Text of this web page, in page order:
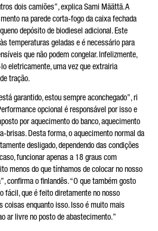
dois camiões”, explica Sami Määttä. A
na parede corta-fogo da caixa fechada
depósito de biodiesel adicional. Este
temperaturas geladas e é necessário para
que não podem congelar. Infelizmente,
eletricamente, uma vez que extrairia
tração.
garantido, estou sempre aconchegado”, ri
opcional é responsável por isso e
por aquecimento do banco, aquecimento
brisas. Desta forma, o aquecimento normal da
desligado, dependendo das condições
funcionar apenas a 18 graus com
menos do que tínhamos de colocar no nosso
confirma o finlandês. “O que também gosto
fácil, que é feito diretamente no nosso
coisas enquanto isso. Isso é muito mais
ar livre no posto de abastecimento.”